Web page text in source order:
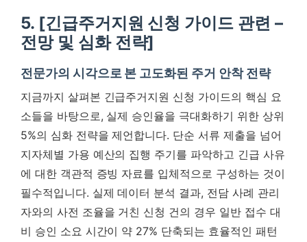
5. [긴급주거지원 신청 가이드 관련 –
전망 및 심화 전략]
전문가의 시각으로 본 고도화된 주거 안착 전략
지금까지 살펴본 긴급주거지원 신청 가이드의 핵심 요
소들을 바탕으로, 실제 승인율을 극대화하기 위한 상위
5%의 심화 전략을 제언합니다. 단순 서류 제출을 넘어
지자체별 가용 예산의 집행 주기를 파악하고 긴급 사유
에 대한 객관적 증빙 자료를 입체적으로 구성하는 것이
필수적입니다. 실제 데이터 분석 결과, 전담 사례 관리
자와의 사전 조율을 거친 신청 건의 경우 일반 접수 대
비 승인 소요 시간이 약 27% 단축되는 효율적인 패턴